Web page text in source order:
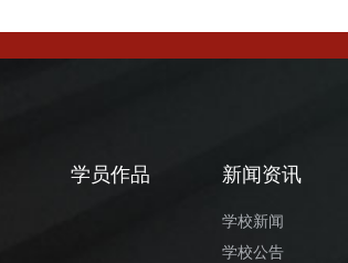
学员作品 新闻资讯
学校新闻
学校公告